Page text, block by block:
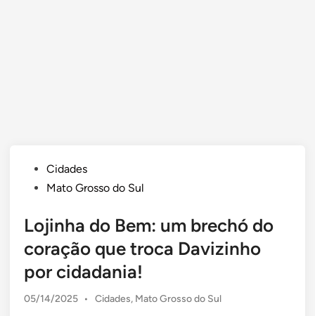
PostedCidades
Mato Grosso do Sul
Lojinha do Bem: um brechó do
coração que troca Davizinho
por cidadania!
05/14/2025 •
Posted
Cidades, Mato Grosso do Sul